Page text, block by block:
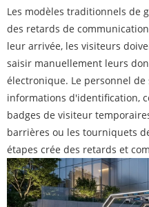
Les modèles traditionnels de
des retards de
leur arrivée, les visiteurs
saisir manuellement leurs
électronique. Le personnel
informations d'identification,
badges de visiteur
barrières ou les tourniquets
étapes crée des retards et